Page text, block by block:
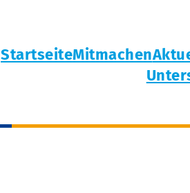
StartseiteMitmachen